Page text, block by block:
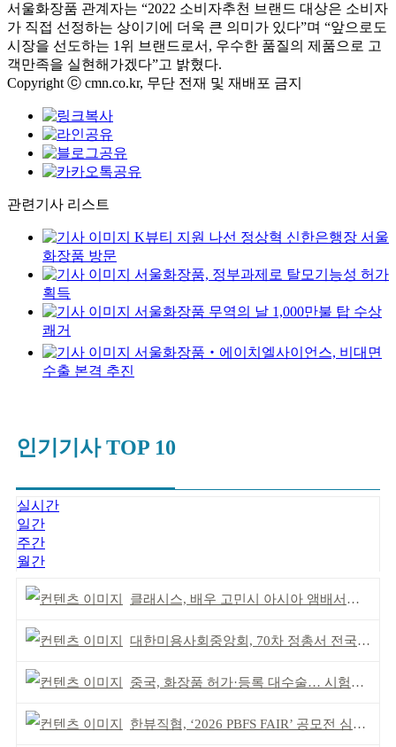
서울화장품 관계자는 “2022 소비자추천 브랜드 대상은 소비자
가 직접 선정하는 상이기에 더욱 큰 의미가 있다”며 “앞으로도
시장을 선도하는 1 위 브랜드로서 , 우수한 품질의 제품으로 고
객만족을 실현해가겠다”고 밝혔다.
Copyright ⓒ cmn.co.kr, 무단 전재 및 재배포 금지
관련기사 리스트
K뷰티 지원 나선 정상혁 신한은행장 서울
화장품 방문
서울화장품, 정부과제로 탈모기능성 허가
획득
서울화장품 무역의 날 1,000만불 탑 수상
쾌거
서울화장품‧에이치엘사이언스, 비대면
수출 본격 추진
인기기사 TOP 10
실시간
일간
주간
월간
클래시스, 배우 고민시 아시아 앰배서더로 선정
대한미용사회중앙회, 70차 정총서 전국 회원 단결 다짐
중국, 화장품 허가·등록 대수술… 시험자료 공용 허용
한뷰직협, ‘2026 PBFS FAIR’ 공모전 심사 성료